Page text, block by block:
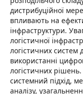
дистрибуційної
впливають на
інфраструктури.
логістичної
логістичних систем
використанні
логістичних
системний підхід,
аналізу,